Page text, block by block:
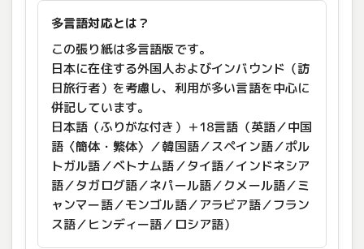
多言語対応とは？
この張り紙は多言語版です。
日本に在住する外国人およびインバウンド（訪
日旅行者）を考慮し、利用が多い言語を中心に
併記しています。
日本語（ふりがな付き）＋18言語（英語／中国
語〈簡体・繁体〉／韓国語／スペイン語／ポル
トガル語／ベトナム語／タイ語／インドネシア
語／タガログ語／ネパール語／クメール語／ミ
ャンマー語／モンゴル語／アラビア語／フラン
ス語／ヒンディー語／ロシア語）